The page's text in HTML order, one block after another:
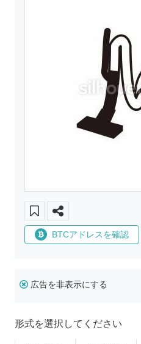
BTCアドレスを確認
広告を非表示にする
形式を選択してください